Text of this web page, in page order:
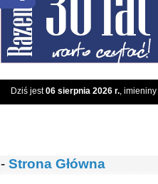
Dziś jest06 sierpnia 2026 r., imieniny
- Strona Główna